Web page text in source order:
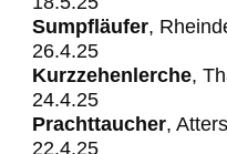
Sumpfläufer,
26.4.25
Kurzzehenlerche,
24.4.25
Prachttaucher,
22.4.25